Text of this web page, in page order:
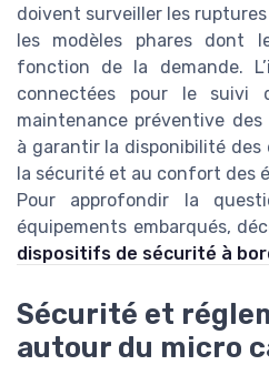
doivent surveiller les
les modèles phares dont
fonction de la demande.
connectées pour le
maintenance préventive
à garantir la disponibilité des
la sécurité et au confort des
Pour approfondir la
équipements embarqués,
dispositifs de sécurité à
Sécurité et
autour du micro